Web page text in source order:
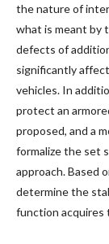
the nature of
what is meant by
defects of
significantly
vehicles. In
protect an
proposed, and a
formalize the set
approach. Based
determine the
function acquires